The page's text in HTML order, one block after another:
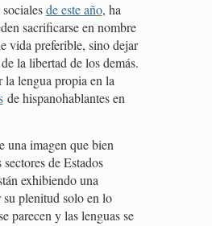
de este año, ha
sacrificarse en nombre
vida preferible, sino dejar
la libertad de los demás.
la lengua propia en la
de hispanohablantes en
una imagen que bien
de Estados
exhibiendo una
plenitud solo en lo
parecen y las lenguas se